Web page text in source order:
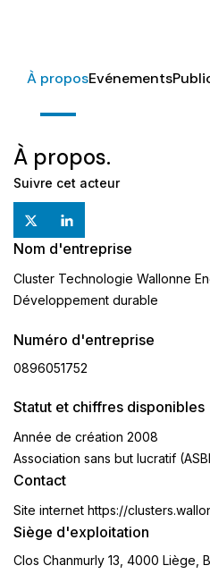
À proposEvénements
À propos.
Suivre cet acteur
Nom d'entreprise
Cluster Technologie Wallonne
Développement durable
Numéro d'entreprise
0896051752
Statut et chiffres disponibles
Année de création 2008
Association sans but lucratif
Contact
Site internet https://
Siège d'exploitation
Clos Chanmurly 13, 4000 Liège,